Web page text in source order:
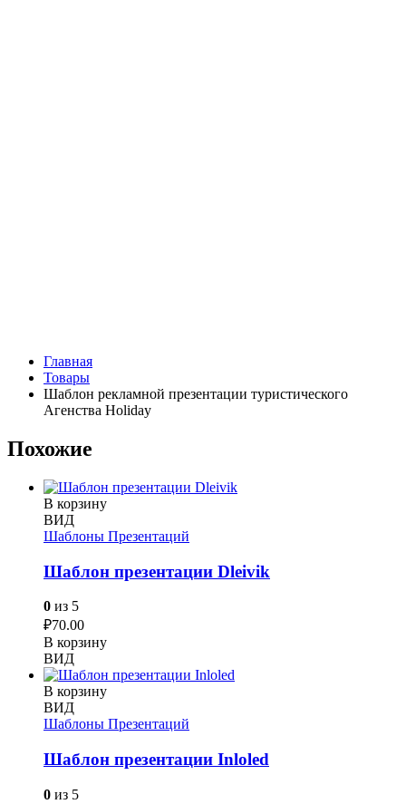
Главная
Товары
Шаблон рекламной презентации туристического
Агенства Holiday
Похожие
В корзину
ВИД
Шаблоны Презентаций
Шаблон презентации Dleivik
0 из 5
₽70.00
В корзину
ВИД
В корзину
ВИД
Шаблоны Презентаций
Шаблон презентации Inloled
0 из 5